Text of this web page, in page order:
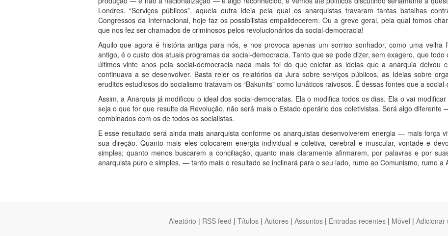
Londres. “Serviços públicos”, aquela outra ideia pela qual os anarquistas travaram tantas batalhas
Congressos da Internacional, hoje faz os possibilistas empalidecerem. Ou a greve geral, pela qual fomos
que nos fez ser chamados de criminosos pelos revolucionários da social-democracia!
Aquilo que agora é história antiga para nós, e nos provoca apenas um sorriso sonhador, como uma velha
antigo, é o custo dos atuais programas da social-democracia. Tanto que se pode dizer, sem exagero, que
últimos vinte anos pela social-democracia nada mais foi do que coletar as ideias que a anarquia deixou
continuava a se desenvolver. Basta reler os relatórios da Jura sobre serviços públicos, as Ideias sobre
eruditos estudiosos do socialismo tratavam os “Bakunits” como lunáticos raivosos. É dessas fontes que a
Assim, a Anarquia já modificou o ideal dos social-democratas. Ela o modifica todos os dias. Ela o vai
seja o que for que resulte da Revolução, não será mais o Estado operário dos coletivistas. Será algo diferente
combinados com os de todos os socialistas.
E esse resultado será ainda mais anarquista conforme os anarquistas desenvolverem energia — mais força
sua direção. Quanto mais eles colocarem energia individual e coletiva, cerebral e muscular, vontade e
simples; quanto menos buscarem a conciliação, quanto mais claramente afirmarem, por palavras e por
anarquista puro e simples, — tanto mais o resultado se inclinará para o seu lado, rumo ao Comunismo, rumo a
Aleatório | RSS feed | Títulos | Autores | Assuntos | Entradas recentes | Móvel | Adicionar